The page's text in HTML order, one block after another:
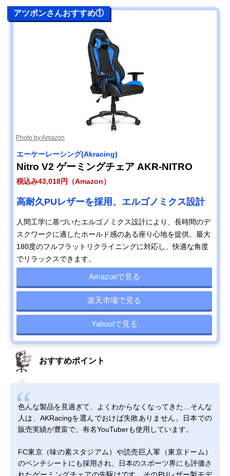
アツポンさんおすすめ①
Photo by Amazon
‎エーケーレーシング(Akracing)
Nitro V2 ゲーミングチェア AKR-NITRO
税込み43,018円（Amazon）
高耐久PUレザーを採用、エルゴノミクス設計
人間工学に基づいたエルゴノミクス設計により、長時間のデ
スクワークに適したホールド感のある座り心地を提供。最大
180度のフルフラットリクライニングに対応し、快適な角度
でリラックスできます。
Amazonで見る
楽天市場で見る
Yahoo!で見る
おすすめポイント
色んな製品を見過ぎて、よくわからなくなってきた…そんな
人は、AKRacingを選んでおけば失敗ありません。日本での
販売実績が豊富で、有名YouTuberも使用しています。
FC東京（味の素スタジアム）や読売巨人軍（東京ドーム）
のベンチシートにも採用され、日本のスポーツ界にも評価さ
れたゲーミングチェアの先駆けです。そのPUレザー製モデ